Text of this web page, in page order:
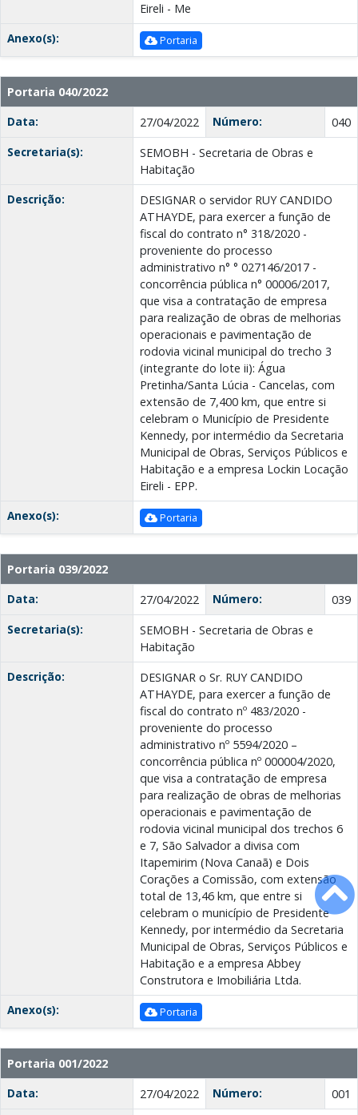
Eireli - Me
Anexo(s):
Portaria
Portaria 040/2022
Data:
27/04/2022 Número:
040
Secretaria(s):
SEMOBH - Secretaria de Obras e
Habitação
Descrição:
DESIGNAR o servidor RUY CANDIDO
ATHAYDE, para exercer a função de
fiscal do contrato n° 318/2020 -
proveniente do processo
administrativo n° ° 027146/2017 -
concorrência pública n° 00006/2017,
que visa a contratação de empresa
para realização de obras de melhorias
operacionais e pavimentação de
rodovia vicinal municipal do trecho 3
(integrante do lote ii): Água
Pretinha/Santa Lúcia - Cancelas, com
extensão de 7,400 km, que entre si
celebram o Município de Presidente
Kennedy, por intermédio da Secretaria
Municipal de Obras, Serviços Públicos e
Habitação e a empresa Lockin Locação
Eireli - EPP.
Anexo(s):
Portaria
Portaria 039/2022
Data:
27/04/2022 Número:
039
Secretaria(s):
SEMOBH - Secretaria de Obras e
Habitação
Descrição:
DESIGNAR o Sr. RUY CANDIDO
ATHAYDE, para exercer a função de
fiscal do contrato nº 483/2020 -
proveniente do processo
administrativo nº 5594/2020 –
concorrência pública nº 000004/2020,
que visa a contratação de empresa
para realização de obras de melhorias
operacionais e pavimentação de
rodovia vicinal municipal dos trechos 6
e 7, São Salvador a divisa com
Itapemirim (Nova Canaã) e Dois
Corações a Comissão, com extensão
total de 13,46 km, que entre si
celebram o município de Presidente
Kennedy, por intermédio da Secretaria
Municipal de Obras, Serviços Públicos e
Habitação e a empresa Abbey
Construtora e Imobiliária Ltda.
Anexo(s):
Portaria
Portaria 001/2022
Data:
27/04/2022 Número:
001